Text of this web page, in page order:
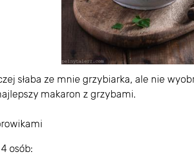
słaba ze mnie grzybiarka, ale nie
makaron z grzybami.
osób: